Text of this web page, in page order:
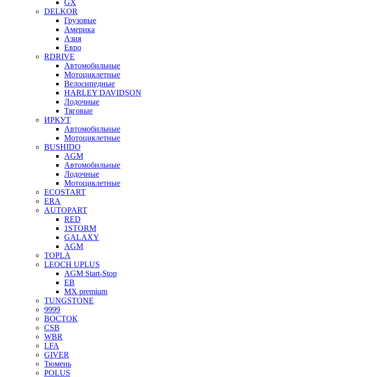
GX
DELKOR
Грузовые
Америка
Азия
Евро
RDRIVE
Автомобильные
Мотоциклетные
Велосипедные
HARLEY DAVIDSON
Лодочные
Тяговые
ИРКУТ
Автомобильные
Мотоциклетные
BUSHIDO
AGM
Автомобильные
Лодочные
Мотоциклетные
ECOSTART
ERA
AUTOPART
RED
1STORM
GALAXY
AGM
TOPLA
LEOCH UPLUS
AGM Start-Stop
EB
MX premium
TUNGSTONE
9999
ВОСТОК
CSB
WBR
LFA
GIVER
Тюмень
POLUS